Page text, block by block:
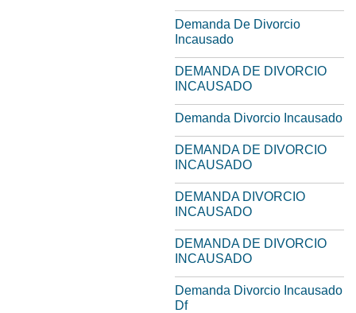
Demanda De Divorcio
Incausado
DEMANDA DE DIVORCIO
INCAUSADO
Demanda Divorcio Incausado
DEMANDA DE DIVORCIO
INCAUSADO
DEMANDA DIVORCIO
INCAUSADO
DEMANDA DE DIVORCIO
INCAUSADO
Demanda Divorcio Incausado
Df